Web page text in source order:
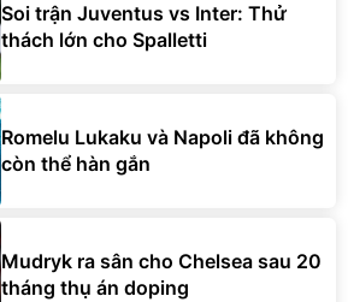
Soi trận Juventus vs Inter: Thử
thách lớn cho Spalletti
Romelu Lukaku và Napoli đã không
còn thể hàn gắn
Mudryk ra sân cho Chelsea sau 20
tháng thụ án doping